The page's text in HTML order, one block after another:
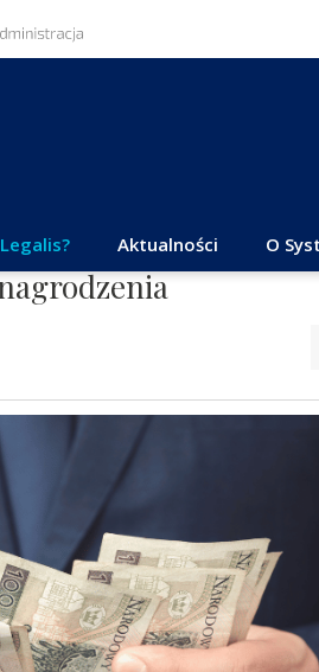
Aktualności O